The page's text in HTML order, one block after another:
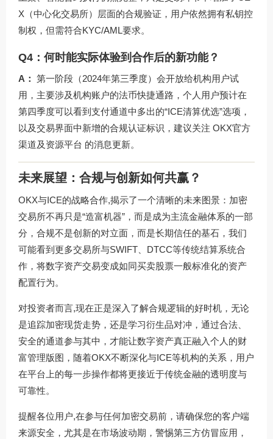
X（中心化交易所）层面的合规验证，用户依然拥有私钥控
制权，但需符合KYC/AML要求。
Q4：何时能实际体验到合作后的新功能？
A： 第一阶段（2024年第三季度）会开放给机构用户试
用，主要涉及机构账户的法币快捷通路，个人用户预计在
第四季度可以看到支付通道中多出的“ICE清算优选”选项，
以及交易界面中新增的合规认证标识，建议关注 OKX官方
渠道及资源平台 的消息更新。
未来展望：合规与创新如何共赢？
OKX与ICE的战略合作,揭示了一个清晰的未来图景：加密
交易所不再只是“造富机器”，而是成为主流金融体系的一部
分，合规不是创新的对立面，而是长期信任的基石，我们
可能看到更多交易所与SWIFT、DTCC等传统结算系统合
作，将数字资产交易变成如同买卖股票一般标准化的资产
配置行为。
对投资者而言,现在正是深入了解合规逻辑的好时机，无论
是追踪加密现货走势，还是学习衍生品对冲，通过合法、
安全的通道参与其中，才能让数字资产真正融入个人的财
富管理版图，随着OKX不断深化与ICE等机构的关系，用户
在平台上的每一步操作都将更接近于传统金融的透明度与
可靠性。
提醒各位用户,在参与任何加密交易前，请确保您的客户端
来源安全，尤其是在市场波动期，警惕第三方仿冒应用，